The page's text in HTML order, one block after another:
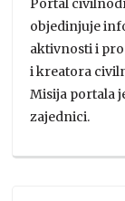
Portal
objedinjuje
aktivnosti i
i kreatora
Misija portala
zajednici.